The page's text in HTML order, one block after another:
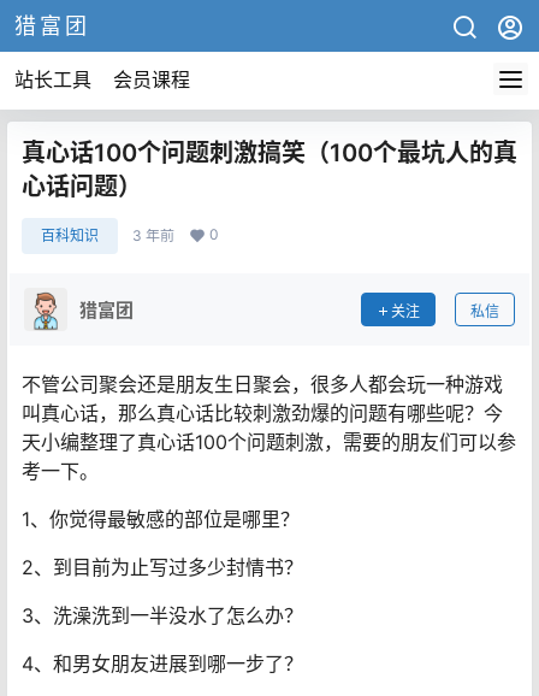
猎富团
站长工具 会员课程
真心话100个问题刺激搞笑（100个最坑人的真
心话问题）
百科知识 3 年前 0
猎富团 关注 私信
不管公司聚会还是朋友生日聚会，很多人都会玩一种游戏
叫真心话，那么真心话比较刺激劲爆的问题有哪些呢？今
天小编整理了真心话100个问题刺激，需要的朋友们可以参
考一下。
1、你觉得最敏感的部位是哪里？
2、到目前为止写过多少封情书？
3、洗澡洗到一半没水了怎么办？
4、和男女朋友进展到哪一步了？